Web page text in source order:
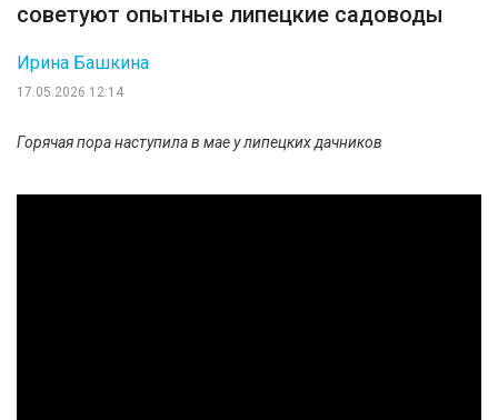
советуют опытные липецкие садоводы
17.05.2026 12:14
Ирина Башкина
Горячая пора наступила в мае у липецких дачников